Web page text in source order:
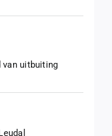
van uitbuiting